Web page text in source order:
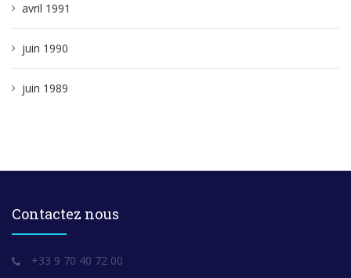
avril 1991
juin 1990
juin 1989
Contactez nous
+33 9 70 40 72 00